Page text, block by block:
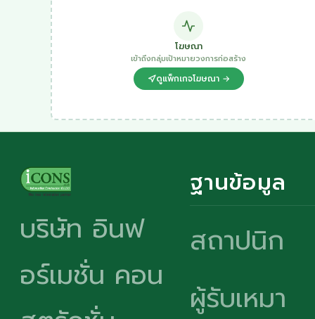
โฆษณา
เข้าถึงกลุ่มเป้าหมายวงการก่อสร้าง
ดูแพ็กเกจโฆษณา →
บริษัท อินฟ
อร์เมชั่น คอน
ฐานข้อมูล
สถาปนิก
ผู้รับเหมา